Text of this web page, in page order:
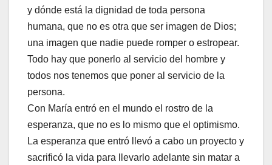
y dónde está la dignidad de toda persona
humana, que no es otra que ser imagen de Dios;
una imagen que nadie puede romper o estropear.
Todo hay que ponerlo al servicio del hombre y
todos nos tenemos que poner al servicio de la
persona.
Con María entró en el mundo el rostro de la
esperanza, que no es lo mismo que el optimismo.
La esperanza que entró llevó a cabo un proyecto y
sacrificó la vida para llevarlo adelante sin matar a